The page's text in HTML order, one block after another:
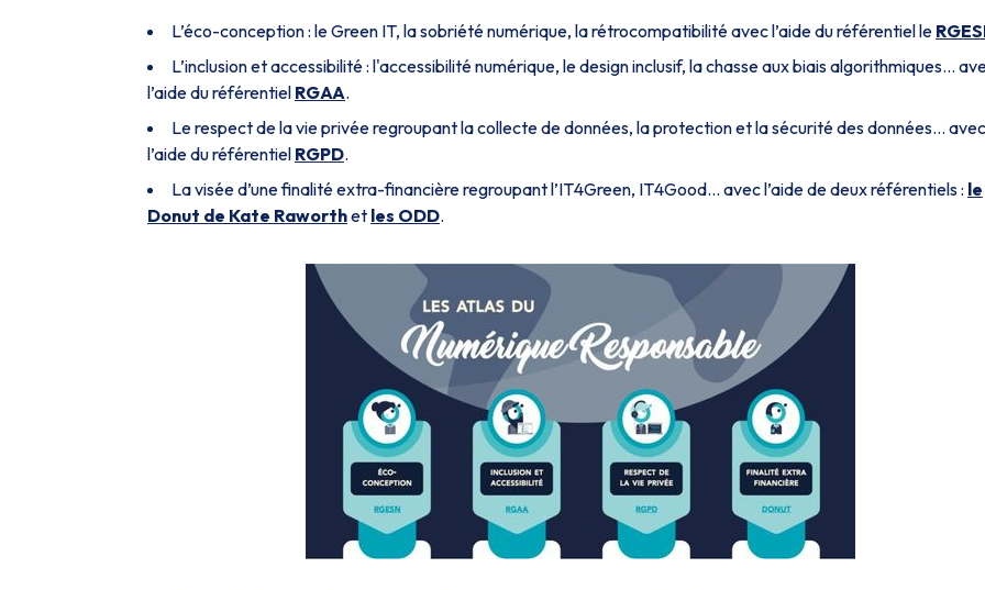
L’éco-conception : le Green IT, la sobriété numérique, la rétrocompatibilité avec l’aide du référentiel le
L’inclusion et accessibilité : l'accessibilité numérique, le design inclusif, la chasse aux biais algorithmiques…
l’aide du référentiel RGAA.
Le respect de la vie privée regroupant la collecte de données, la protection et la sécurité des données… avec
l’aide du référentiel RGPD.
La visée d’une finalité extra-financière regroupant l’IT4Green, IT4Good... avec l’aide de deux référentiels : le
Donut de Kate Raworthet les ODD.